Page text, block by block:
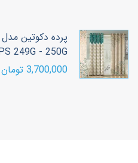
پرده دکوتین مدل
249G - 250G
3,700,000 تومان